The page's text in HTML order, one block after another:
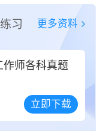
习 更多资料
作师各科真题
立即下载